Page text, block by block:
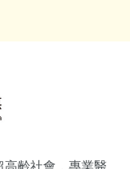
高齡社會，專業醫